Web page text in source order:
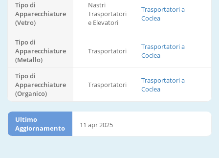
Tipo di
Apparecchiature
(Vetro)
Nastri
Trasportatori
e Elevatori
Trasportatori a
Coclea
Tipo di
Apparecchiature
(Metallo)
Trasportatori
Trasportatori a
Coclea
Tipo di
Apparecchiature
(Organico)
Trasportatori
Trasportatori a
Coclea
Ultimo
Aggiornamento
11 apr 2025